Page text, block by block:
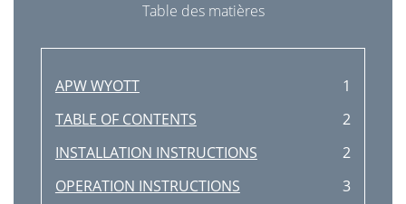
Table des matières
APW WYOTT
1
TABLE OF CONTENTS
2
INSTALLATION INSTRUCTIONS
2
OPERATION INSTRUCTIONS
3